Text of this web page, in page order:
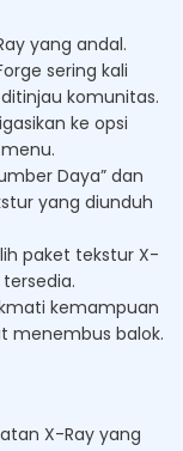
yang andal.
sering kali
komunitas.
ke opsi
Daya” dan
yang diunduh
paket tekstur X-
kemampuan
menembus balok.
X-Ray yang